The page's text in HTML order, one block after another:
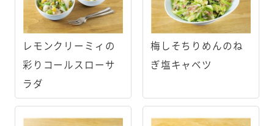
レモンクリーミィの
彩りコールスローサ
ラダ
梅しそちりめんのね
ぎ塩キャベツ